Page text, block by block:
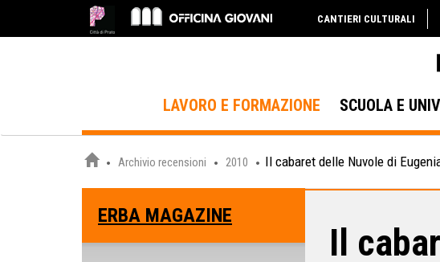
CANTIERI CULTURALI
LAVORO E FORMAZIONE SCUOLA E
Archivio recensioni 2010 Il cabaret delle Nuvole di
ERBA MAGAZINE
Il